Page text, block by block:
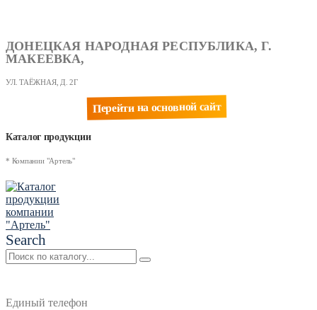
ДОНЕЦКАЯ НАРОДНАЯ РЕСПУБЛИКА, Г.
МАКЕЕВКА,
УЛ. ТАЁЖНАЯ, Д. 2Г
Перейти на основной сайт
Каталог продукции
* Компании "Артель"
Search
Единый телефон